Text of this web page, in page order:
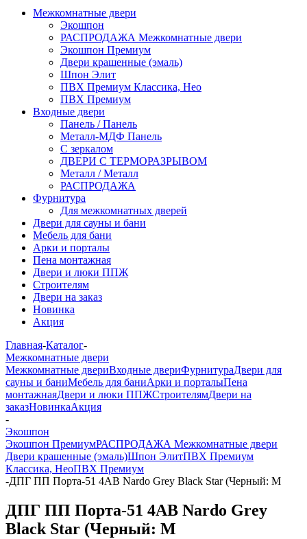
Межкомнатные двери
Экошпон
РАСПРОДАЖА Межкомнатные двери
Экошпон Премиум
Двери крашенные (эмаль)
Шпон Элит
ПВХ Премиум Классика, Нео
ПВХ Премиум
Входные двери
Панель / Панель
Металл-МДФ Панель
С зеркалом
ДВЕРИ С ТЕРМОРАЗРЫВОМ
Металл / Металл
РАСПРОДАЖА
Фурнитура
Для межкомнатных дверей
Двери для сауны и бани
Мебель для бани
Арки и порталы
Пена монтажная
Двери и люки ППЖ
Строителям
Двери на заказ
Новинка
Акция
Главная-Каталог-
Межкомнатные двери
Межкомнатные двериВходные двериФурнитураДвери для
сауны и баниМебель для баниАрки и порталыПена
монтажнаяДвери и люки ППЖСтроителямДвери на
заказНовинкаАкция
-
Экошпон
Экошпон ПремиумРАСПРОДАЖА Межкомнатные двери
Двери крашенные (эмаль)Шпон ЭлитПВХ Премиум
Классика, НеоПВХ Премиум
-ДПГ ПП Порта-51 4AB Nardo Grey Black Star (Черный: М
ДПГ ПП Порта-51 4AB Nardo Grey
Black Star (Черный: М